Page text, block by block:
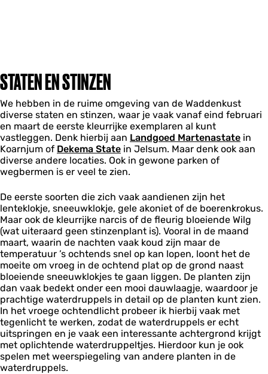
STATEN EN STINZEN
We hebben in de ruime omgeving van de Waddenkust
diverse staten en stinzen, waar je vaak vanaf eind februari
en maart de eerste kleurrijke exemplaren al kunt
vastleggen. Denk hierbij aan Landgoed Martenastate in
Koarnjum of Dekema State in Jelsum. Maar denk ook aan
diverse andere locaties. Ook in gewone parken of
wegbermen is er veel te zien.
De eerste soorten die zich vaak aandienen zijn het
lenteklokje, sneeuwklokje, gele akoniet of de boerenkrokus.
Maar ook de kleurrijke narcis of de fleurig bloeiende Wilg
(wat uiteraard geen stinzenplant is). Vooral in de maand
maart, waarin de nachten vaak koud zijn maar de
temperatuur ’s ochtends snel op kan lopen, loont het de
moeite om vroeg in de ochtend plat op de grond naast
bloeiende sneeuwklokjes te gaan liggen. De planten zijn
dan vaak bedekt onder een mooi dauwlaagje, waardoor je
prachtige waterdruppels in detail op de planten kunt zien.
In het vroege ochtendlicht probeer ik hierbij vaak met
tegenlicht te werken, zodat de waterdruppels er echt
uitspringen en je vaak een interessante achtergrond krijgt
met oplichtende waterdruppeltjes. Hierdoor kun je ook
spelen met weerspiegeling van andere planten in de
waterdruppels.